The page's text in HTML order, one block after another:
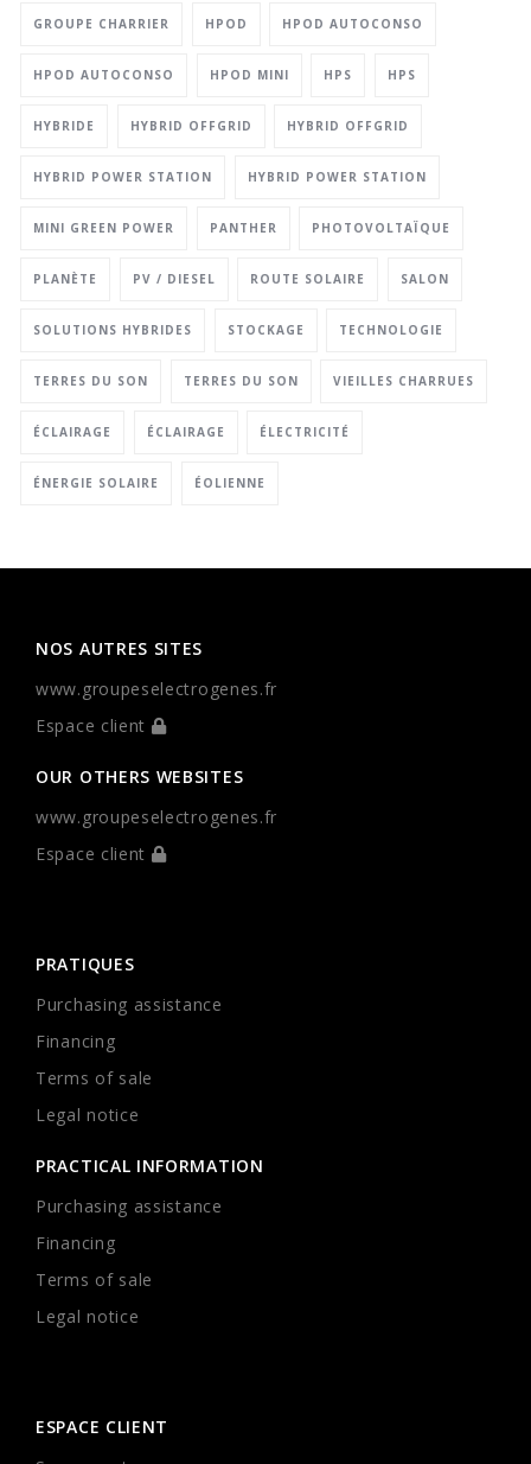
GROUPE CHARRIER HPOD HPOD AUTOCONSO
HPOD AUTOCONSO HPOD MINI HPS HPS
HYBRIDE HYBRID OFFGRID HYBRID OFFGRID
HYBRID POWER STATION HYBRID POWER STATION
MINI GREEN POWER PANTHER PHOTOVOLTAÏQUE
PLANÈTE PV / DIESEL ROUTE SOLAIRE SALON
SOLUTIONS HYBRIDES STOCKAGE TECHNOLOGIE
TERRES DU SON TERRES DU SON VIEILLES CHARRUES
ÉCLAIRAGE ÉCLAIRAGE ÉLECTRICITÉ
ÉNERGIE SOLAIRE ÉOLIENNE
NOS AUTRES SITES
www.groupeselectrogenes.fr
Espace client
OUR OTHERS WEBSITES
www.groupeselectrogenes.fr
Espace client
PRATIQUES
Purchasing assistance
Financing
Terms of sale
Legal notice
PRACTICAL INFORMATION
Purchasing assistance
Financing
Terms of sale
Legal notice
ESPACE CLIENT